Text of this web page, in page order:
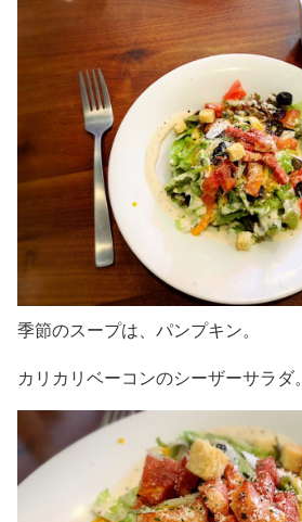
季節のスープは、パンプキン。
カリカリベーコンのシーザーサラダ。